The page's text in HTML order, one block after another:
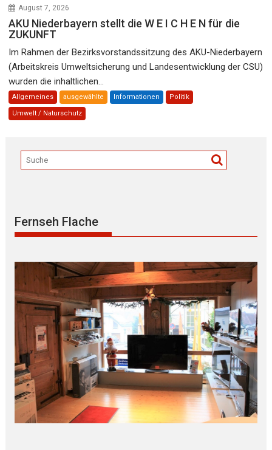
August 7, 2026
AKU Niederbayern stellt die W E I C H E N für die
ZUKUNFT
Im Rahmen der Bezirksvorstandssitzung des AKU-Niederbayern
(Arbeitskreis Umweltsicherung und Landesentwicklung der CSU)
wurden die inhaltlichen...
Allgemeines ausgewählte Informationen Politik
Umwelt / Naturschutz
Fernseh Flache